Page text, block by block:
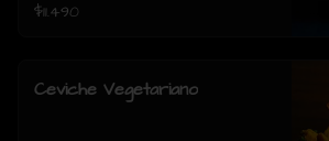
$11.490
Ceviche Vegetariano